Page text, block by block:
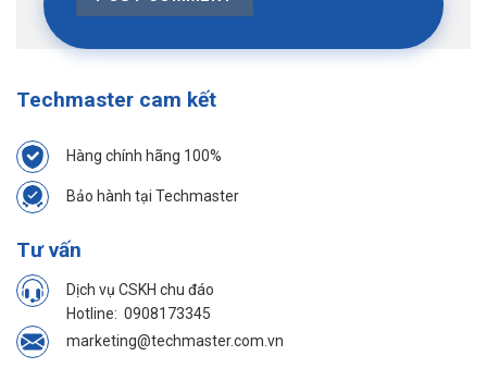
Techmaster cam kết
Hàng chính hãng 100%
Bảo hành tại Techmaster
Tư vấn
Dịch vụ CSKH chu đáo
Hotline: 0908173345
marketing@techmaster.com.vn